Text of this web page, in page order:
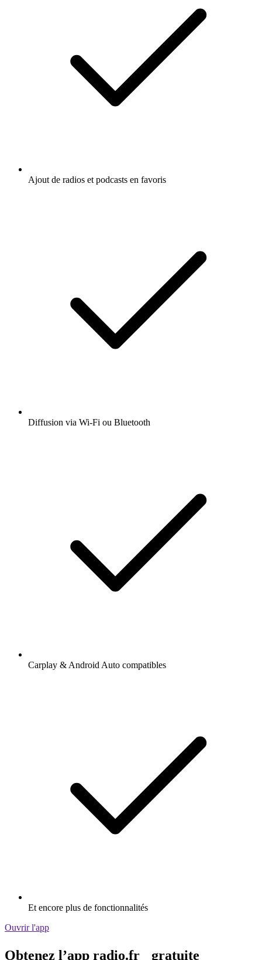
Ajout de radios et podcasts en favoris
Diffusion via Wi-Fi ou Bluetooth
Carplay & Android Auto compatibles
Et encore plus de fonctionnalités
Ouvrir l'app
Obtenez l’app radio.fr gratuite